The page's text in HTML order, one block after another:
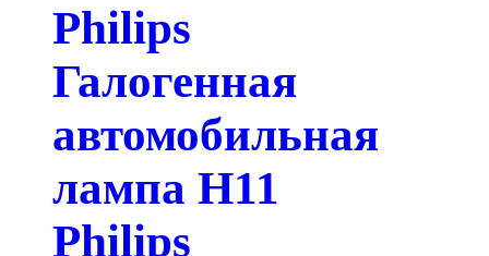
Philips
Галогенная
автомобильная
лампа H11
Philips